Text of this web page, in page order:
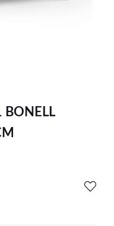
BONELL